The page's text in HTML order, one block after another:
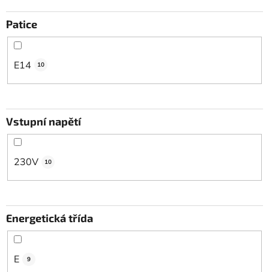
Patice
E14 10
Vstupní napětí
230V 10
Energetická třída
E 9